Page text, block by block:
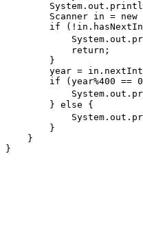
Scanner in = new
if
            return;
        }
year =
if (year%400 ==
        } else {
        }
    }